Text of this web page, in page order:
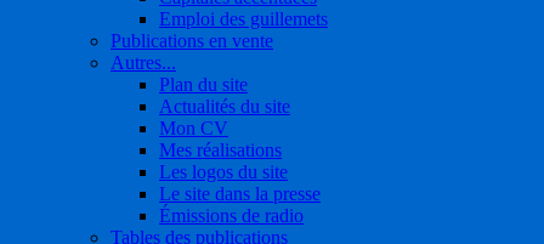
Emploi des guillemets
Publications en vente
Autres...
Plan du site
Actualités du site
Mon CV
Mes réalisations
Les logos du site
Le site dans la presse
Émissions de radio
Tables des publications